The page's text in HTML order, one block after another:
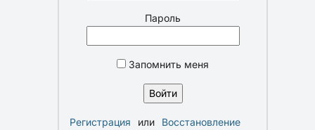
Пароль
Запомнить меня
Регистрация или
Восстановление